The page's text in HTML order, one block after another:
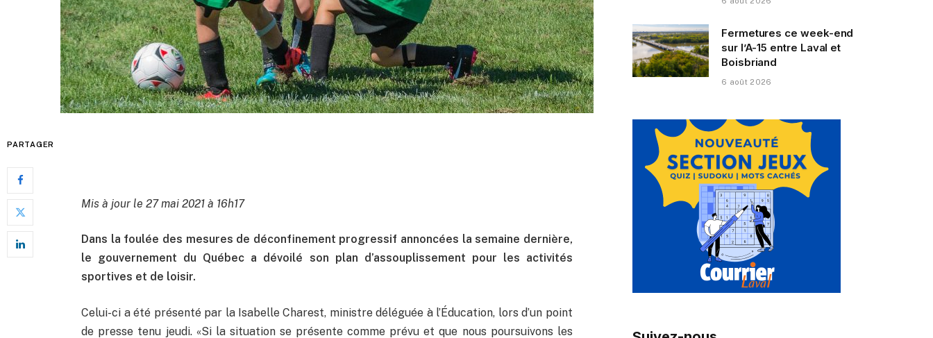
PARTAGER
Mis à jour le 27 mai 2021 à 16h17
Dans la foulée des mesures de déconfinement progressif annoncées la semaine dernière,
le gouvernement du Québec a dévoilé son plan d’assouplissement pour les activités
sportives et de loisir.
Celui-ci a été présenté par la Isabelle Charest, ministre déléguée à l’Éducation, lors d’un point
de presse tenu jeudi. «Si la situation se présente comme prévu et que nous poursuivons les
Fermetures ce week-end
sur l’A-15 entre Laval et
Boisbriand
6 août 2026